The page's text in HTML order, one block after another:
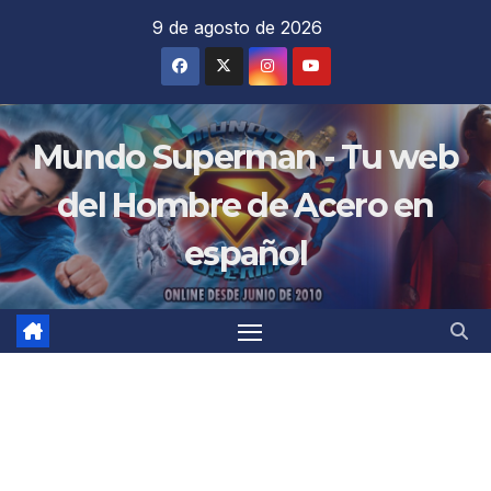
9 de agosto de 2026
Mundo Superman - Tu web
del Hombre de Acero en
español